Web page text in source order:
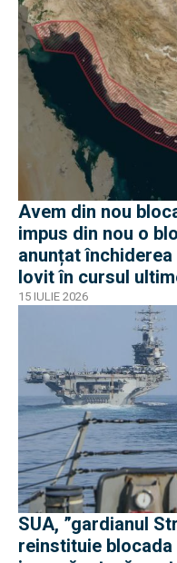
Avem din nou
impus din nou o
anunțat
lovit în cursul
15 IULIE 2026
SUA, ”gardianul
reinstituie blocada